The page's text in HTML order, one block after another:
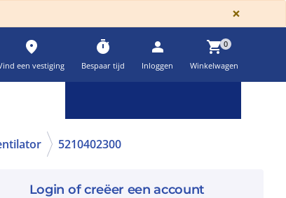
×
place
een vestiging
timer
Bespaar tijd
person
Inloggen
shopping_cart0
Winkelwagen
5210402300
Login of creëer een account